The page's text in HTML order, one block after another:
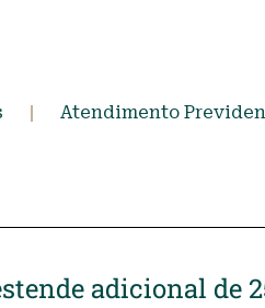
Atendimento
adicional de